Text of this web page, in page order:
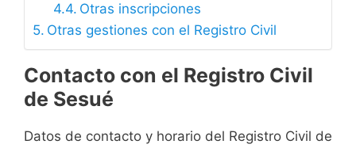
Otras inscripciones
Otras gestiones con el Registro Civil
Contacto con el Registro Civil
de Sesué
Datos de contacto y horario del Registro Civil de